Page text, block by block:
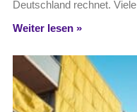
Deutschland rechnet. Viele
Weiter lesen »